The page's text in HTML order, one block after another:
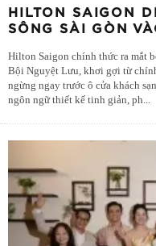
HILTON SAIGON
SÔNG SÀI GÒN
Hilton Saigon chính thức ra mắt
Bội Nguyệt Lưu, khơi gợi từ
ngừng ngay trước ô cửa khách
ngôn ngữ thiết kế tinh giản, ph...